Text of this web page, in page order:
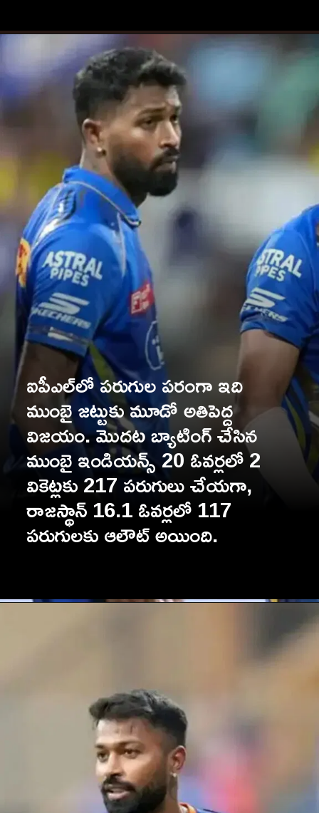
ఐపీఎల్‌లో పరుగుల పరంగా ఇది
ముంబై జట్టుకు మూడో అతిపెద్ద
విజయం. మొదట బ్యాటింగ్ చేసిన
ముంబై ఇండియన్స్ 20 ఓవర్లలో 2
వికెట్లకు 217 పరుగులు చేయగా,
రాజస్థాన్ 16.1 ఓవర్లలో 117
పరుగులకు ఆలౌట్ అయింది.